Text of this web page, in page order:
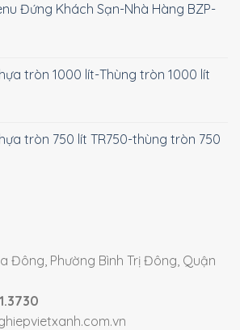
Đứng Khách Sạn-Nhà Hàng BZP-
tròn 1000 lít-Thùng tròn 1000 lít
tròn 750 lít TR750-thùng tròn 750
Đông, Phường Bình Trị Đông, Quận